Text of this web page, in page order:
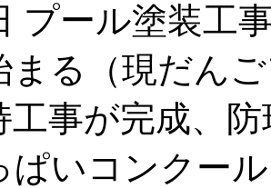
プール塗装工
まる（現だん
工事が完成、
ぱいコンクー